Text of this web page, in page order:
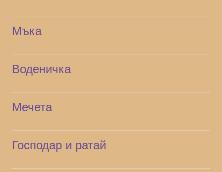
Мъка
Воденичка
Мечета
Господар и ратай